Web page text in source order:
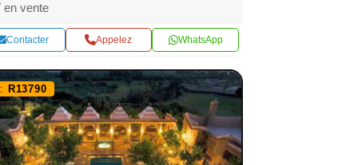
en vente
Contacter Appelez WhatsApp
R13790